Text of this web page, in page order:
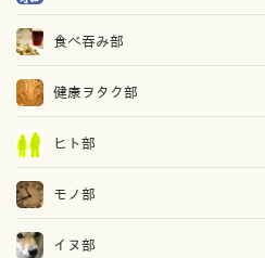
食べ吞み部
健康ヲタク部
ヒト部
モノ部
イヌ部